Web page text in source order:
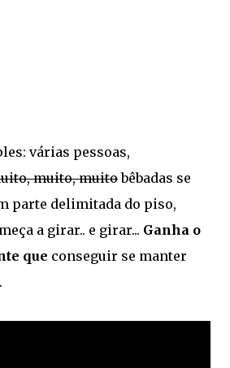
várias pessoas,
muito, muitobêbadas se
parte delimitada do piso,
a girar.. e girar... Ganha o
que conseguir se manter